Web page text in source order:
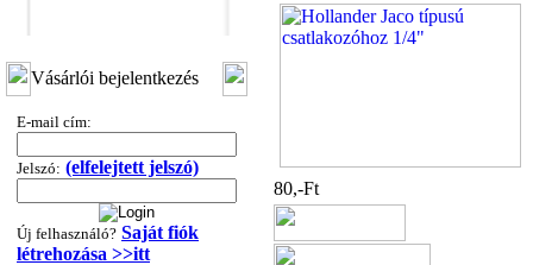
3/8"x1/4"x3/8", Quick
---------
Vásárlói bejelentkezés
E-mail cím:
Jelszó: (elfelejtett jelszó)
Új felhasználó? Saját fiók
létrehozása >>itt
80,-Ft